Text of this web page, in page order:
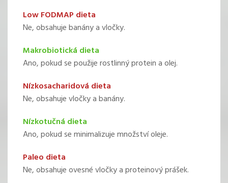
Low FODMAP dieta
Ne, obsahuje banány a vločky.
Makrobiotická dieta
Ano, pokud se použije rostlinný protein a olej.
Nízkosacharidová dieta
Ne, obsahuje vločky a banány.
Nízkotučná dieta
Ano, pokud se minimalizuje množství oleje.
Paleo dieta
Ne, obsahuje ovesné vločky a proteinový prášek.